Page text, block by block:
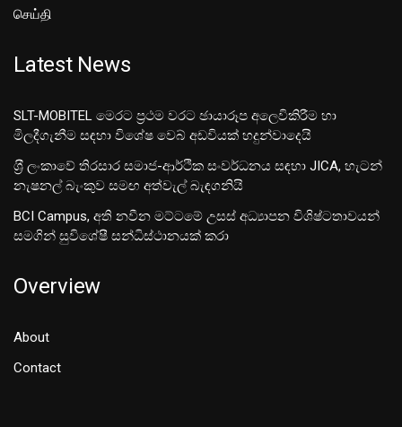
செய்தி
Latest News
SLT-MOBITEL මෙරට ප්‍රථම වරට ඡායාරූප අලෙවිකිරීම හා
මිලදීගැනීම සඳහා විශේෂ වෙබ් අඩවියක් හදුන්වාදෙයි
ශ‍්‍රී ලංකාවේ තිරසාර සමාජ-ආර්ථික සංවර්ධනය සඳහා JICA, හැටන්
නැෂනල් බැංකුව සමඟ අත්වැල් බැඳගනියි
BCI Campus, අති නවීන මට්ටමේ උසස් අධ්‍යාපන විශිෂ්ටතාවයන්
සමගින් සුවිශේෂී සන්ධිස්ථානයක් කරා
Overview
About
Contact